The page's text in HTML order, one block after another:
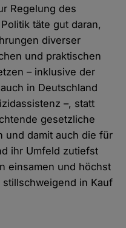
Regelung des
täte gut daran,
diverser
und praktischen
– inklusive der
in Deutschland
–, statt
gesetzliche
und damit auch die für
ihr Umfeld zutiefst
einsamen und höchst
in Kauf